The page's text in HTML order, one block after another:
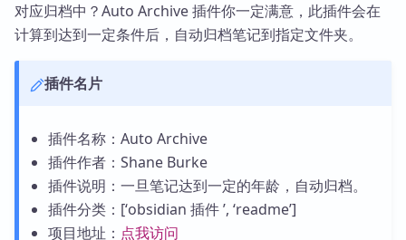
对应归档中？Auto Archive 插件你一定满意，此插件会在
计算到达到一定条件后，自动归档笔记到指定文件夹。
插件名片
插件名称：Auto Archive
插件作者：Shane Burke
插件说明：一旦笔记达到一定的年龄，自动归档。
插件分类：[‘obsidian 插件 ’, ‘readme’]
项目地址： 点我访问